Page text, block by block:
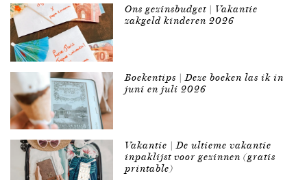
Ons gezinsbudget | Vakantie
zakgeld kinderen 2026
Boekentips | Deze boeken las ik in
juni en juli 2026
Vakantie | De ultieme vakantie
inpaklijst voor gezinnen (gratis
printable)